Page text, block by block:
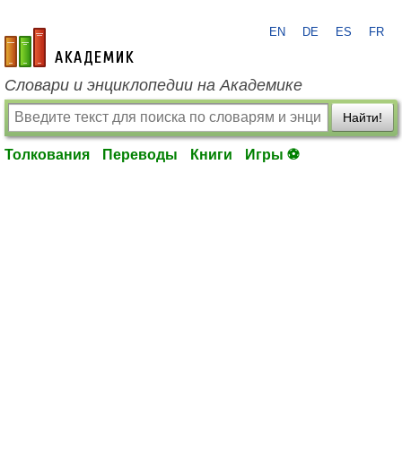
academic.ru
EN DE ES FR
Словари и энциклопедии на Академике
Найти!
Толкования Переводы Книги Игры ⚽